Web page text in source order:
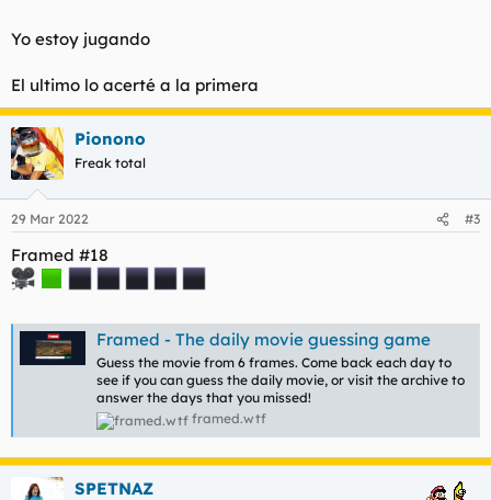
archive to answer the days that you missed!
Yo estoy jugando
El ultimo lo acerté a la primera
Pionono
Freak total
29 Mar 2022 #3
Framed #18
Framed - The daily movie guessing game
Guess the movie from 6 frames. Come back each day to
see if you can guess the daily movie, or visit the archive to
answer the days that you missed!
framed.wtf
SPETNAZ